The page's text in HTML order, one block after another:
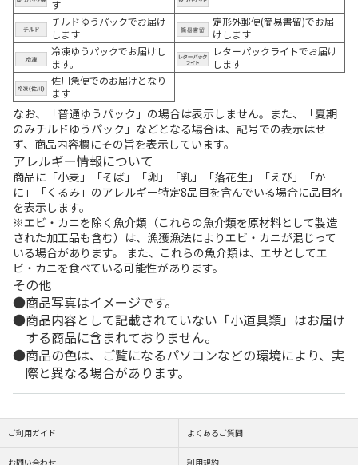
す
チルドゆうパックでお届け
します
定形外郵便(簡易書留)でお届
けします
冷凍ゆうパックでお届けし
ます。
レターパックライトでお届け
します
佐川急便でのお届けとなり
ます
なお、「普通ゆうパック」の場合は表示しません。また、「夏期
のみチルドゆうパック」などとなる場合は、記号での表示はせ
ず、商品内容欄にその旨を表示しています。
アレルギー情報について
商品に「小麦」「そば」「卵」「乳」「落花生」「えび」「か
に」「くるみ」のアレルギー特定8品目を含んでいる場合に品目名
を表示します。
※エビ・カニを除く魚介類（これらの魚介類を原材料として製造
された加工品も含む）は、漁獲漁法によりエビ・カニが混じって
いる場合があります。 また、これらの魚介類は、エサとしてエ
ビ・カニを食べている可能性があります。
その他
商品写真はイメージです。
商品内容として記載されていない「小道具類」はお届け
する商品に含まれておりません。
商品の色は、ご覧になるパソコンなどの環境により、実
際と異なる場合があります。
ご利用ガイド よくあるご質問
お問い合わせ 利用規約